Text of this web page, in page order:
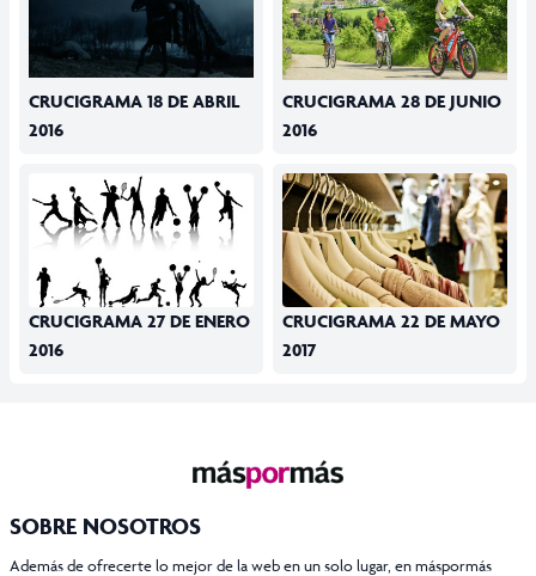
CRUCIGRAMA 18 DE ABRIL
2016
CRUCIGRAMA 28 DE JUNIO
2016
CRUCIGRAMA 27 DE ENERO
2016
CRUCIGRAMA 22 DE MAYO
2017
SOBRE NOSOTROS
Además de ofrecerte lo mejor de la web en un solo lugar, en máspormás